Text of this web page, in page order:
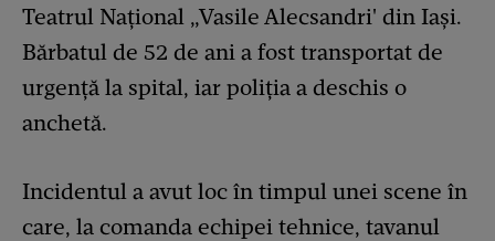
Teatrul Național „Vasile Alecsandri' din Iași.
Bărbatul de 52 de ani a fost transportat de
urgență la spital, iar poliția a deschis o
anchetă.
Incidentul a avut loc în timpul unei scene în
care, la comanda echipei tehnice, tavanul